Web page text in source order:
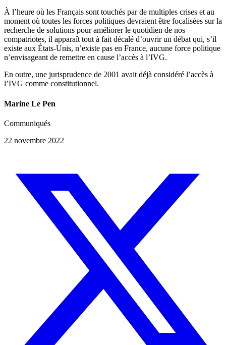
À l’heure où les Français sont touchés par de multiples crises et au
moment où toutes les forces politiques devraient être focalisées sur la
recherche de solutions pour améliorer le quotidien de nos
compatriotes, il apparaît tout à fait décalé d’ouvrir un débat qui, s’il
existe aux États-Unis, n’existe pas en France, aucune force politique
n’envisageant de remettre en cause l’accès à l’IVG.
En outre, une jurisprudence de 2001 avait déjà considéré l’accès à
l’IVG comme constitutionnel.
Marine Le Pen
Communiqués
22 novembre 2022